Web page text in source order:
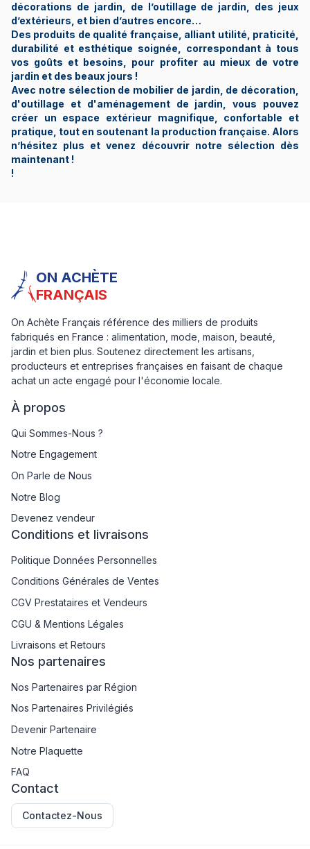
décorations de jardin, de l’outillage de jardin, des jeux
d’extérieurs, et bien d’autres encore…
Des produits de qualité française, alliant utilité, praticité,
durabilité et esthétique soignée, correspondant à tous
vos goûts et besoins, pour profiter au mieux de votre
jardin et des beaux jours !
Avec notre sélection de mobilier de jardin, de décoration,
d'outillage et d'aménagement de jardin, vous pouvez
créer un espace extérieur magnifique, confortable et
pratique, tout en soutenant la production française. Alors
n’hésitez plus et venez découvrir notre sélection dès
maintenant !
!
ON ACHÈTE
FRANÇAIS
On Achète Français référence des milliers de produits
fabriqués en France : alimentation, mode, maison, beauté,
jardin et bien plus. Soutenez directement les artisans,
producteurs et entreprises françaises en faisant de chaque
achat un acte engagé pour l'économie locale.
À propos
Qui Sommes-Nous ?
Notre Engagement
On Parle de Nous
Notre Blog
Devenez vendeur
Conditions et livraisons
Politique Données Personnelles
Conditions Générales de Ventes
CGV Prestataires et Vendeurs
CGU & Mentions Légales
Livraisons et Retours
Nos partenaires
Nos Partenaires par Région
Nos Partenaires Privilégiés
Devenir Partenaire
Notre Plaquette
FAQ
Contact
Contactez-Nous